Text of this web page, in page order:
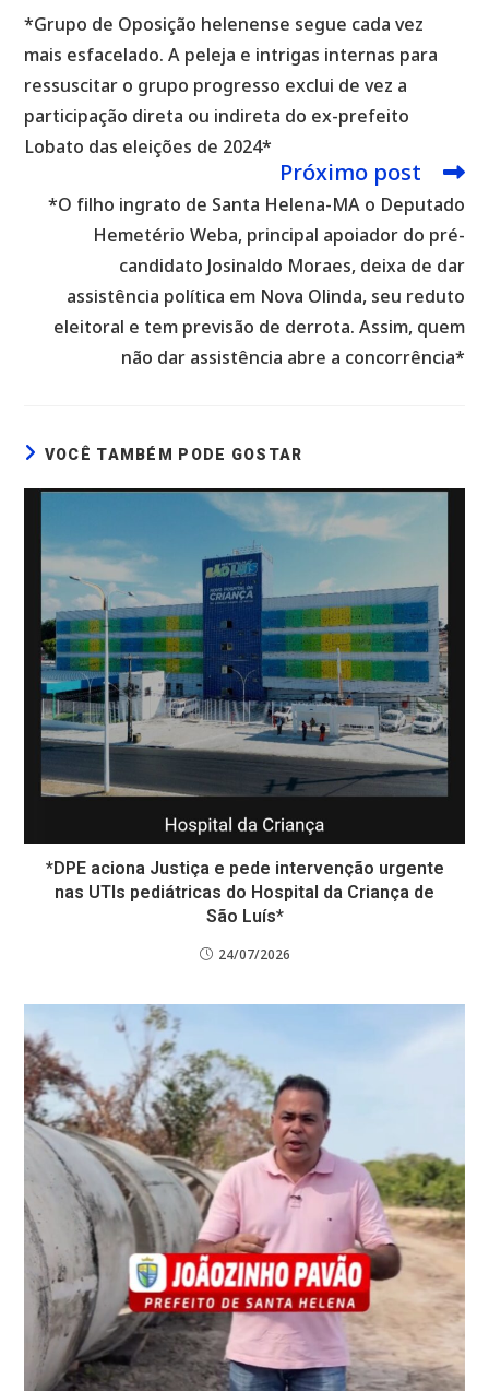
artigos
*Grupo de Oposição helenense segue cada vez
mais esfacelado. A peleja e intrigas internas para
ressuscitar o grupo progresso exclui de vez a
participação direta ou indireta do ex-prefeito
Lobato das eleições de 2024*
Próximo post
*O filho ingrato de Santa Helena-MA o Deputado
Hemetério Weba, principal apoiador do pré-
candidato Josinaldo Moraes, deixa de dar
assistência política em Nova Olinda, seu reduto
eleitoral e tem previsão de derrota. Assim, quem
não dar assistência abre a concorrência*
VOCÊ TAMBÉM PODE GOSTAR
*DPE aciona Justiça e pede intervenção urgente
nas UTIs pediátricas do Hospital da Criança de
São Luís*
24/07/2026